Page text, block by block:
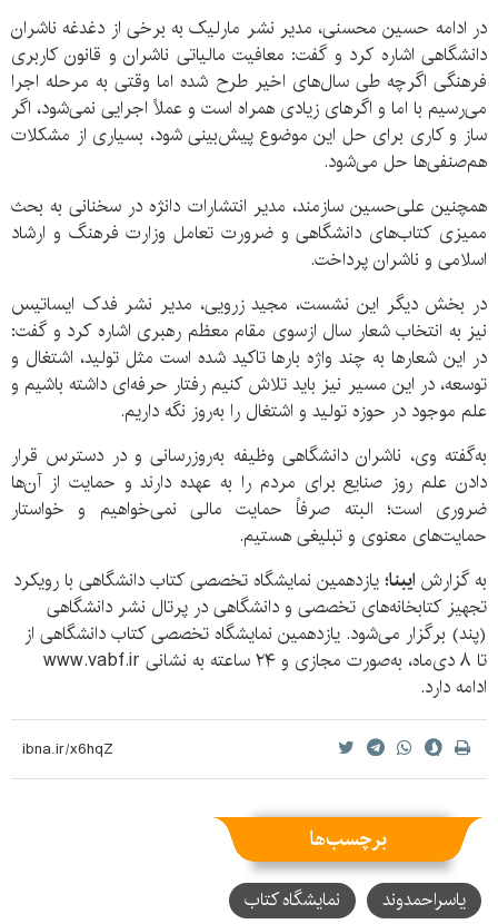
در ادامه حسین محسنی، مدیر نشر مارلیک به برخی از دغدغه ناشران
دانشگاهی اشاره کرد و گفت: معافیت مالیاتی ناشران و قانون کاربری
فرهنگی اگرچه طی سال‌های اخیر طرح شده اما وقتی به مرحله اجرا
می‌رسیم با اما و اگرهای زیادی همراه است و عملاً اجرایی نمی‌شود، اگر
ساز و کاری برای حل این موضوع پیش‌بینی شود، بسیاری از مشکلات
هم‌صنفی‌ها حل می‌شود.
همچنین علی‌حسین سازمند، مدیر انتشارات دانژه در سخنانی به بحث
ممیزی کتاب‌های دانشگاهی و ضرورت تعامل وزارت فرهنگ و ارشاد
اسلامی و ناشران پرداخت.
در بخش دیگر این نشست، مجید زرویی، مدیر نشر فدک ایساتیس
نیز به انتخاب شعار سال ازسوی مقام معظم رهبری اشاره کرد و گفت:
در این شعارها به چند واژه بارها تاکید شده است مثل تولید، اشتغال و
توسعه، در این مسیر نیز باید تلاش کنیم رفتار حرفه‌ای داشته باشیم و
علم موجود در حوزه تولید و اشتغال را به‌روز نگه داریم.
به‌گفته وی، ناشران دانشگاهی وظیفه به‌روزرسانی و در دسترس قرار
دادن علم روز صنایع برای مردم را به عهده دارند و حمایت از آن‌ها
ضروری است؛ البته صرفاً حمایت مالی نمی‌خواهیم و خواستار
حمایت‌های معنوی و تبلیغی هستیم.
به گزارش ایبنا؛یازدهمین نمایشگاه تخصصی کتاب دانشگاهی با رویکرد
تجهیز کتابخانه‌های تخصصی و دانشگاهی در پرتال نشر دانشگاهی
(پند) برگزار می‌شود. یازدهمین نمایشگاه تخصصی کتاب دانشگاهی از
تا ۸ دی‌ماه، به‌صورت مجازی و ۲۴ ساعته به نشانی www.vabf.ir
ادامه دارد.
برچسب‌ها
یاسراحمد‌وند نمایشگاه کتاب